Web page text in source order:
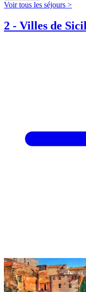
Voir tous les séjours >
2 - Villes de